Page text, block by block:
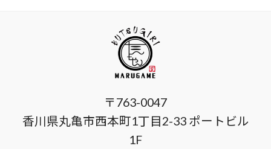
〒763-0047
香川県丸亀市西本町1丁目2-33 ポートビル
1F